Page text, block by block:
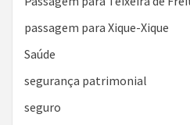
passagem para Xique-Xique
Saúde
segurança patrimonial
seguro